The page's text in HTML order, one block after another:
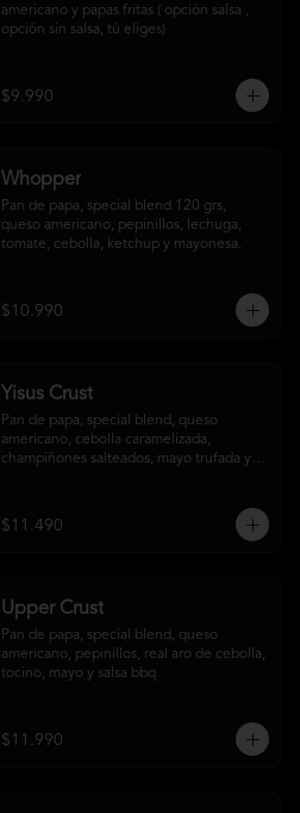
americano y papas fritas ( opción salsa ,
opción sin salsa, tú eliges)
$9.990
Whopper
Pan de papa, special blend 120 grs,
queso americano, pepinillos, lechuga,
tomate, cebolla, ketchup y mayonesa.
$10.990
Yisus Crust
Pan de papa, special blend, queso
americano, cebolla caramelizada,
champiñones salteados, mayo trufada y
$11.490
Upper Crust
Pan de papa, special blend, queso
americano, pepinillos, real aro de cebolla,
tocino, mayo y salsa bbq
$11.990